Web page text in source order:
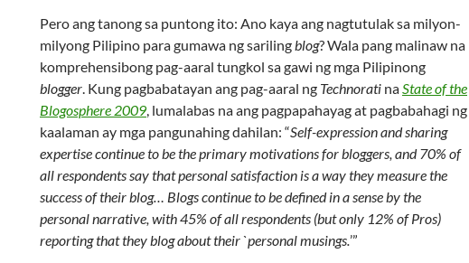
Pero ang tanong sa puntong ito: Ano kaya ang nagtutulak sa milyon-
milyong Pilipino para gumawa ng sarilingblog? Wala pang malinaw na
komprehensibong pag-aaral tungkol sa gawi ng mga Pilipinong
blogger. Kung pagbabatayan ang pag-aaral ng Technorati naState of the
Blogosphere 2009, lumalabas na ang pagpapahayag at pagbabahagi ng
kaalaman ay mga pangunahing dahilan: “Self-expression and sharing
expertise continue to be the primary motivations for bloggers, and 70% of
all respondents say that personal satisfaction is a way they measure the
success of their blog… Blogs continue to be defined in a sense by the
personal narrative, with 45% of all respondents (but only 12% of Pros)
reporting that they blog about their `personal musings.’”